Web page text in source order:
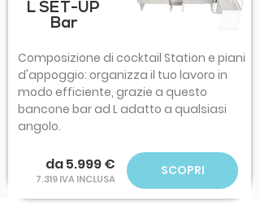
L SET-UP
Bar
Composizione di cocktail Station e piani
d'appoggio: organizza il tuo lavoro in
modo efficiente, grazie a questo
bancone bar ad L adatto a qualsiasi
angolo.
da 5.999 €
7.319 IVA INCLUSA
SCOPRI